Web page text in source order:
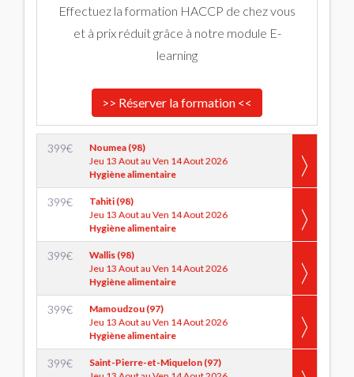
Effectuez la formation HACCP de chez vous
et à prix réduit grâce à notre module E-
learning
>> Réserver la formation <<
399€
Noumea (98)
Jeu 13 Aout au Ven 14 Aout 2026
Hygiène alimentaire
399€
Tahiti (98)
Jeu 13 Aout au Ven 14 Aout 2026
Hygiène alimentaire
399€
Wallis (98)
Jeu 13 Aout au Ven 14 Aout 2026
Hygiène alimentaire
399€
Mamoudzou (97)
Jeu 13 Aout au Ven 14 Aout 2026
Hygiène alimentaire
399€
Saint-Pierre-et-Miquelon (97)